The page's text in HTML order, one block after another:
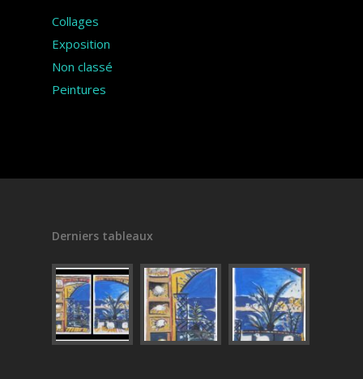
Collages
Exposition
Non classé
Peintures
Derniers tableaux